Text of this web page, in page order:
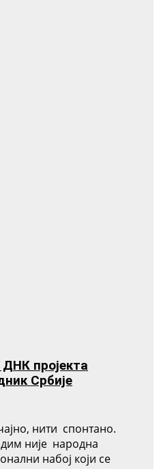
пројекта
Србије
нити спонтано.
није народна
набој који се